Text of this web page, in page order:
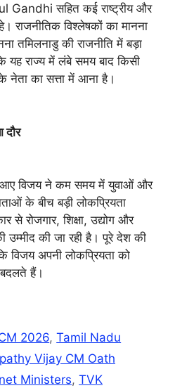
Gandhi सहित कई राष्ट्रीय और
राजनीतिक विश्लेषकों का मानना
तमिलनाडु की राजनीति में बड़ा
यह राज्य में लंबे समय बाद किसी
नेता का सत्ता में आना है।
दौर
आए विजय ने कम समय में युवाओं और
के बीच बड़ी लोकप्रियता
से रोजगार, शिक्षा, उद्योग और
उम्मीद की जा रही है। पूरे देश की
विजय अपनी लोकप्रियता को
हैं।
2026,Tamil Nadu
Vijay CM Oath
Ministers, TVK